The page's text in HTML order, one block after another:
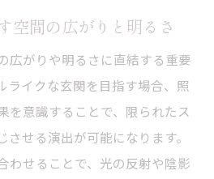
空間の広がりと明るさ
広がりや明るさに直結する重要
ライクな玄関を目指す場合、照
を意識することで、限られたス
せる演出が可能になります。
わせることで、光の反射や陰影